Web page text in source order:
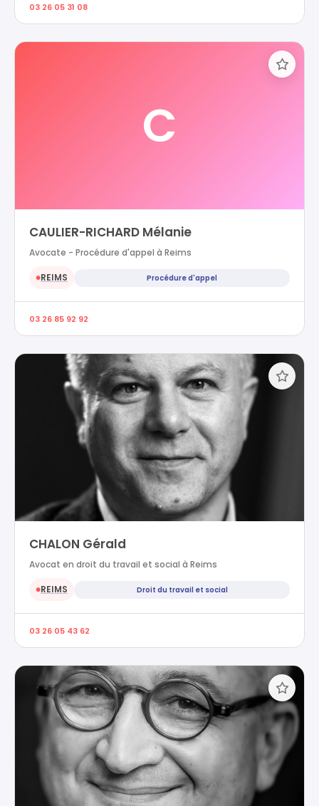
03 26 05 31 08
C
CAULIER-RICHARD Mélanie
Avocate - Procédure d'appel à Reims
●REIMS Procédure d'appel
03 26 85 92 92
CHALON Gérald
Avocat en droit du travail et social à Reims
●REIMS Droit du travail et social
03 26 05 43 62